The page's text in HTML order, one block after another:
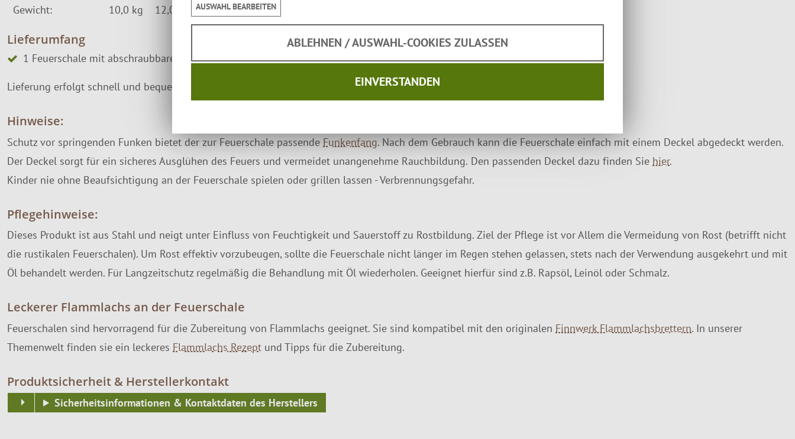
Gewicht:
10,0 kg 12,0 kg 15,0 kg
Lieferumfang
1 Feuerschale mit abschraubbaren Füßen
Lieferung erfolgt schnell und bequem per zu Ihnen nach Hause.
Hinweise:
Schutz vor springenden Funken bietet der zur Feuerschale passende Funkenfang. Nach dem Gebrauch kann die Feuerschale einfach mit einem Deckel abgedeckt werden.
Der Deckel sorgt für ein sicheres Ausglühen des Feuers und vermeidet unangenehme Rauchbildung. Den passenden Deckel dazu finden Sie hier.
Kinder nie ohne Beaufsichtigung an der Feuerschale spielen oder grillen lassen - Verbrennungsgefahr.
Pflegehinweise:
Dieses Produkt ist aus Stahl und neigt unter Einfluss von Feuchtigkeit und Sauerstoff zu Rostbildung. Ziel der Pflege ist vor Allem die Vermeidung von Rost (betrifft nicht
die rustikalen Feuerschalen). Um Rost effektiv vorzubeugen, sollte die Feuerschale nicht länger im Regen stehen gelassen, stets nach der Verwendung ausgekehrt und mit
Öl behandelt werden. Für Langzeitschutz regelmäßig die Behandlung mit Öl wiederholen. Geeignet hierfür sind z.B. Rapsöl, Leinöl oder Schmalz.
Leckerer Flammlachs an der Feuerschale
Feuerschalen sind hervorragend für die Zubereitung von Flammlachs geeignet. Sie sind kompatibel mit den originalen Finnwerk Flammlachsbrettern. In unserer
Themenwelt finden sie ein leckeres Flammlachs Rezept und Tipps für die Zubereitung.
Produktsicherheit & Herstellerkontakt
Sicherheitsinformationen & Kontaktdaten des Herstellers
AUSWAHL BEARBEITEN
ABLEHNEN / AUSWAHL-COOKIES ZULASSEN
EINVERSTANDEN